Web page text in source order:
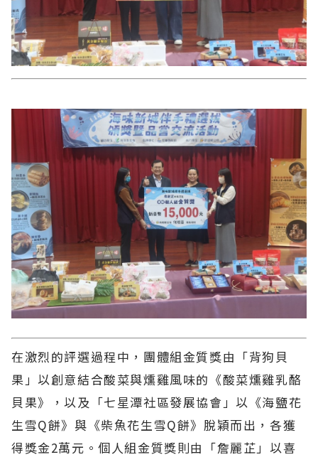
在激烈的評選過程中，團體組金質獎由「背狗貝
果」以創意結合酸菜與燻雞風味的《酸菜燻雞乳酪
貝果》，以及「七星潭社區發展協會」以《海鹽花
生雪Q餅》與《柴魚花生雪Q餅》脫穎而出，各獲
得獎金2萬元。個人組金質獎則由「詹麗芷」以喜